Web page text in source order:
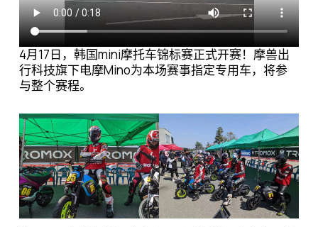
4月17日，韩国mini摩托车锦标赛正式开赛！摩兽出
行科技旗下电摩Mino为本场赛事指定专用车，将参
与整个赛程。